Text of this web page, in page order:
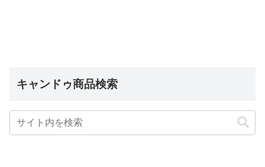
キャンドゥ商品検索